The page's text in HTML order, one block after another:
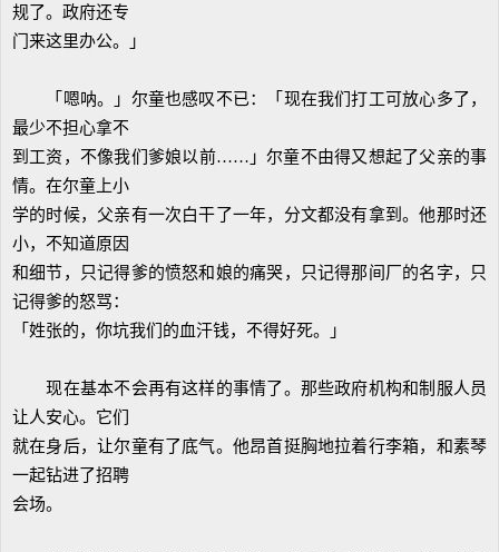
规了。政府还专
门来这里办公。」
「嗯呐。」尔童也感叹不已：「现在我们打工可放心多了，
最少不担心拿不
到工资，不像我们爹娘以前……」尔童不由得又想起了父亲的事
情。在尔童上小
学的时候，父亲有一次白干了一年，分文都没有拿到。他那时还
小，不知道原因
和细节，只记得爹的愤怒和娘的痛哭，只记得那间厂的名字，只
记得爹的怒骂：
「姓张的，你坑我们的血汗钱，不得好死。」
现在基本不会再有这样的事情了。那些政府机构和制服人员
让人安心。它们
就在身后，让尔童有了底气。他昂首挺胸地拉着行李箱，和素琴
一起钻进了招聘
会场。